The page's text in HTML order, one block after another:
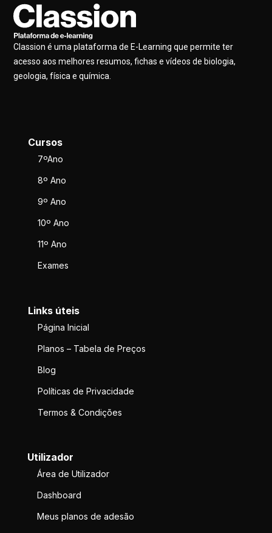
Classion é uma plataforma de E-Learning que permite ter
acesso aos melhores resumos, fichas e vídeos de biologia,
geologia, física e química.
Cursos
7ºAno
8º Ano
9º Ano
10º Ano
11º Ano
Exames
Links úteis
Página Inicial
Planos – Tabela de Preços
Blog
Políticas de Privacidade
Termos & Condições
Utilizador
Área de Utilizador
Dashboard
Meus planos de adesão